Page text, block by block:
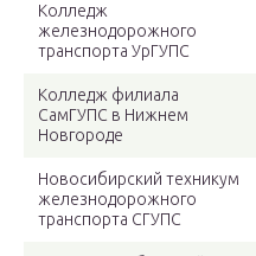
Колледж
железнодорожного
транспорта УрГУПС
Колледж филиала
СамГУПС в Нижнем
Новгороде
Новосибирский техникум
железнодорожного
транспорта СГУПС